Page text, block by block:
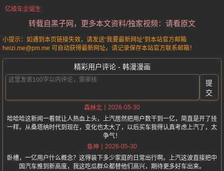
亿级车企诞生
转载自黑子网，更多本文资料/独家视频：请看原文
小提示：如遇到本页链接失效，请发送“我要最新网址”到本站官方邮箱
heizi.me@pm.me 可自动获得最新网址。请记录保存本站官方联系邮箱！
精彩用户评论 - 韩漫漫画
提
交
森林北
2026-05-30
哈哈哈这新闻一看就让人热血上头，上汽居然把用户数干到一亿，简直是开了挂
一样。从桑塔纳时代到现在，变化也太大了，以后买车我得认真考虑上汽了，太
争气！
鱼神
2026-05-30
卧槽，一亿用户什么概念？这得装下多少家庭的日常出行啊。上汽这波直接把中
国汽车推到新高度，我这吃瓜群众都替他们高兴，期待更多好车出来。